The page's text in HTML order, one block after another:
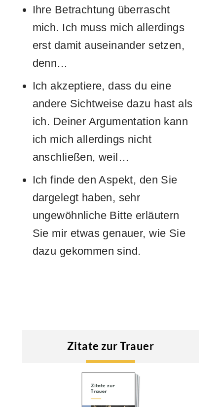
Ihre Betrachtung überrascht
mich. Ich muss mich allerdings
erst damit auseinander setzen,
denn…
Ich akzeptiere, dass du eine
andere Sichtweise dazu hast als
ich. Deiner Argumentation kann
ich mich allerdings nicht
anschließen, weil…
Ich finde den Aspekt, den Sie
dargelegt haben, sehr
ungewöhnliche Bitte erläutern
Sie mir etwas genauer, wie Sie
dazu gekommen sind.